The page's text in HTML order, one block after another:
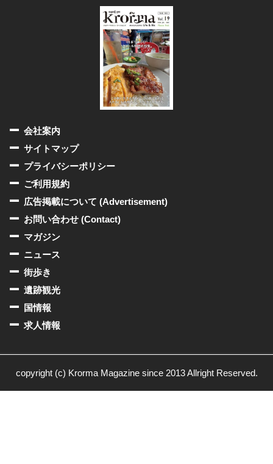
会社案内
サイトマップ
プライバシーポリシー
ご利用規約
広告掲載について (Advertisement)
お問い合わせ (Contact)
マガジン
ニュース
街歩き
遺跡観光
国情報
求人情報
copyright (c) Krorma Magazine since 2013 Allright Reserved.